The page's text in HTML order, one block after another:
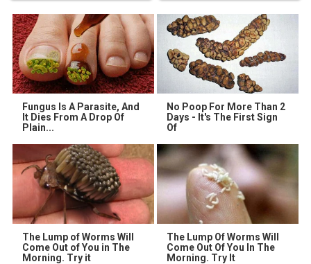
Fungus Is A Parasite, And
It Dies From A Drop Of
Plain...
No Poop For More Than 2
Days - It's The First Sign
Of
The Lump of Worms Will
Come Out of You in The
Morning. Try it
The Lump Of Worms Will
Come Out Of You In The
Morning. Try It